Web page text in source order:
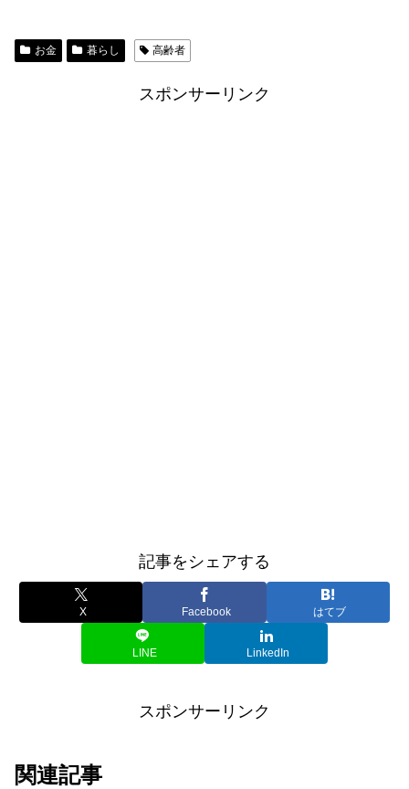
お金 暮らし 高齢者
スポンサーリンク
記事をシェアする
X Facebook はてブ
LINE LinkedIn
スポンサーリンク
関連記事